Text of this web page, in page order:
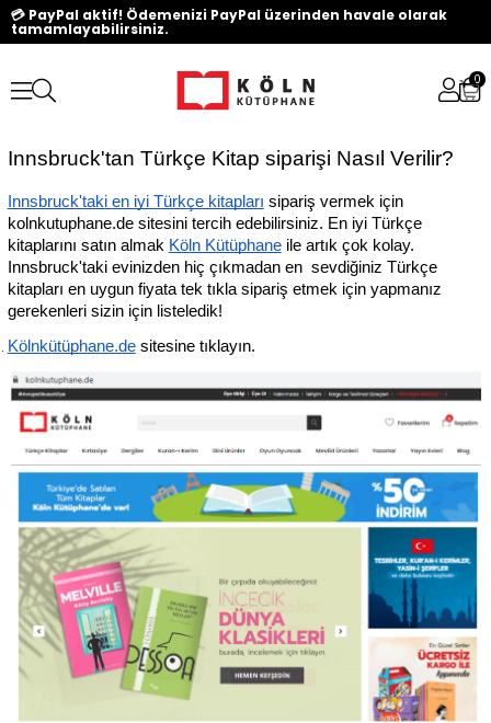
💳 PayPal aktif! Ödemenizi PayPal üzerinden havale olarak
tamamlayabilirsiniz.
0
Innsbruck'tan Türkçe Kitap siparişi Nasıl Verilir?
Innsbruck'taki en iyi Türkçe kitapları sipariş vermek için
kolnkutuphane.de sitesini tercih edebilirsiniz. En iyi Türkçe
kitaplarını satın almak Köln Kütüphane ile artık çok kolay.
Innsbruck'taki evinizden hiç çıkmadan en  sevdiğiniz Türkçe
kitapları en uygun fiyata tek tıkla sipariş etmek için yapmanız
gerekenleri sizin için listeledik!
Kölnkütüphane.de sitesine tıklayın.